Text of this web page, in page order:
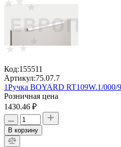
Код:155511
Артикул:75.07.7
1Ручка BOYARD RT109W.1/000/
Розничная цена
1430.46 ₽
В корзину